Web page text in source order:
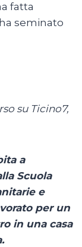
fatta
seminato
su Ticino7,
a
Scuola
e
per un
in una casa